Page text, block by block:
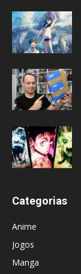
Categorias
Anime
Jogos
Manga